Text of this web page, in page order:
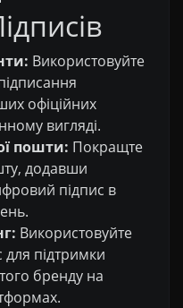
Використовуйте
офіційних
вигляді.
пошти: Покращте
додавши
підпис в
Використовуйте
для підтримки
бренду на